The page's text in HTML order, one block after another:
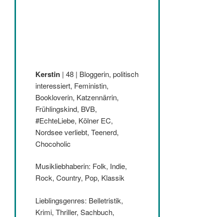
Kerstin | 48 | Bloggerin, politisch
interessiert, Feministin,
Bookloverin, Katzennärrin,
Frühlingskind, BVB,
#EchteLiebe, Kölner EC,
Nordsee verliebt, Teenerd,
Chocoholic
Musikliebhaberin: Folk, Indie,
Rock, Country, Pop, Klassik
Lieblingsgenres: Belletristik,
Krimi, Thriller, Sachbuch,